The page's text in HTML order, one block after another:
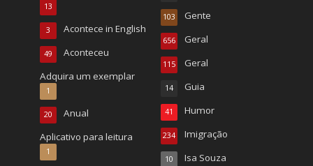
13
Acontece in English
3
Aconteceu
49
Adquira um exemplar
1
Anual
20
Aplicativo para leitura
1
Gente
103
Geral
656
Geral
115
Guia
14
Humor
41
Imigração
234
Isa Souza
10